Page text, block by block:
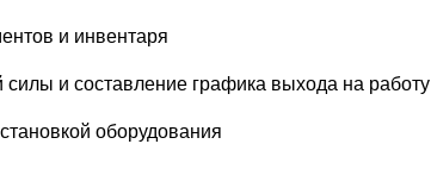
и инвентаря
силы и составление графика выхода на работу
оборудования